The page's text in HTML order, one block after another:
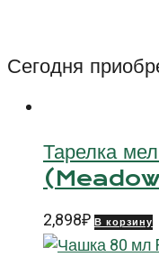
32
см
Сегодня
Тарелка
2,898₽ В корзину